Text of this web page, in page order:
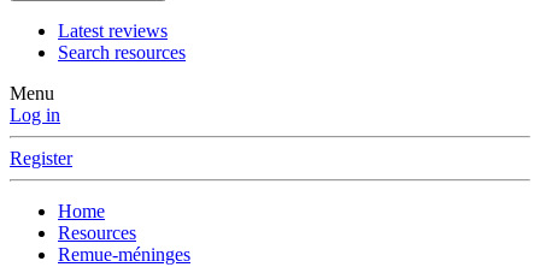
Latest reviews
Search resources
Menu
Log in
Register
Home
Resources
Remue-méninges